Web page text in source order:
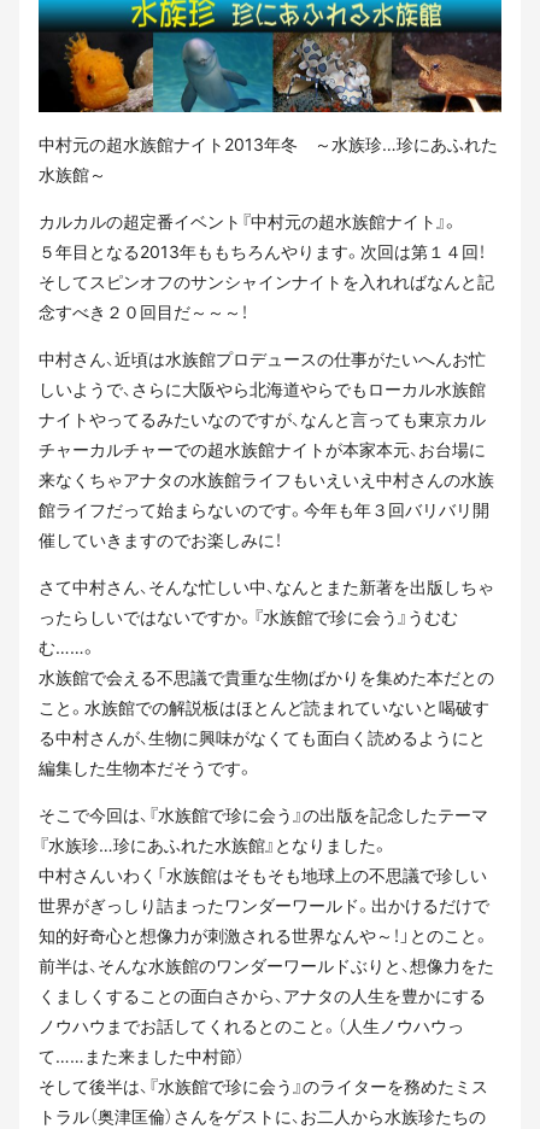
中村元の超水族館ナイト2013年冬 ～水族珍…珍にあふれた
水族館～
カルカルの超定番イベント『中村元の超水族館ナイト』。
５年目となる2013年ももちろんやります。次回は第１４回！
そしてスピンオフのサンシャインナイトを入れればなんと記
念すべき２０回目だ～～～！
中村さん、近頃は水族館プロデュースの仕事がたいへんお忙
しいようで、さらに大阪やら北海道やらでもローカル水族館
ナイトやってるみたいなのですが、なんと言っても東京カル
チャーカルチャーでの超水族館ナイトが本家本元、お台場に
来なくちゃアナタの水族館ライフもいえいえ中村さんの水族
館ライフだって始まらないのです。今年も年３回バリバリ開
催していきますのでお楽しみに！
さて中村さん、そんな忙しい中、なんとまた新著を出版しちゃ
ったらしいではないですか。『水族館で珍に会う』うむむ
む……。
水族館で会える不思議で貴重な生物ばかりを集めた本だとの
こと。水族館での解説板はほとんど読まれていないと喝破す
る中村さんが、生物に興味がなくても面白く読めるようにと
編集した生物本だそうです。
そこで今回は、『水族館で珍に会う』の出版を記念したテーマ
『水族珍…珍にあふれた水族館』となりました。
中村さんいわく「水族館はそもそも地球上の不思議で珍しい
世界がぎっしり詰まったワンダーワールド。出かけるだけで
知的好奇心と想像力が刺激される世界なんや～！」とのこと。
前半は、そんな水族館のワンダーワールドぶりと、想像力をた
くましくすることの面白さから、アナタの人生を豊かにする
ノウハウまでお話してくれるとのこと。（人生ノウハウっ
て……また来ました中村節）
そして後半は、『水族館で珍に会う』のライターを務めたミス
トラル（奥津匡倫）さんをゲストに、お二人から水族珍たちの